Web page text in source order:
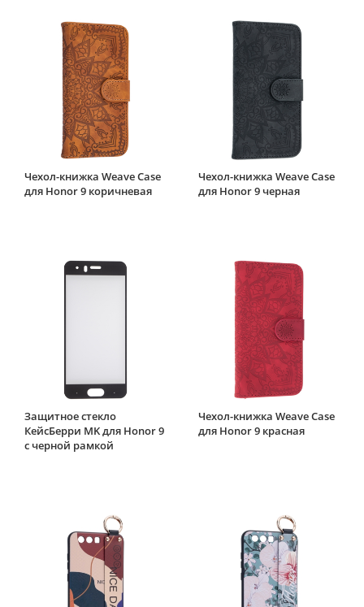
Чехол-книжка Weave Case
для Honor 9 коричневая
Чехол-книжка Weave Case
для Honor 9 черная
Защитное стекло
КейсБерри MK для Honor 9
с черной рамкой
Чехол-книжка Weave Case
для Honor 9 красная